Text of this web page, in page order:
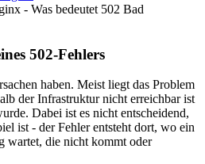
- Was bedeutet 502 Bad
502-Fehlers
haben. Meist liegt das Problem
der Infrastruktur nicht erreichbar ist
Dabei ist es nicht entscheidend,
ist - der Fehler entsteht dort, wo ein
wartet, die nicht kommt oder